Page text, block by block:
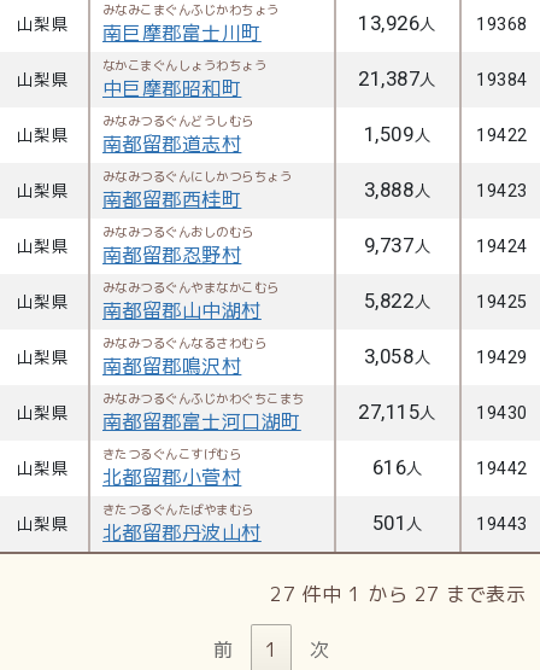
山梨県
みなみこまぐんふじかわちょう
南巨摩郡富士川町 13,926人 19368
山梨県
なかこまぐんしょうわちょう
中巨摩郡昭和町 21,387人 19384
山梨県
みなみつるぐんどうしむら
南都留郡道志村 1,509人 19422
山梨県
みなみつるぐんにしかつらちょう
南都留郡西桂町 3,888人 19423
山梨県
みなみつるぐんおしのむら
南都留郡忍野村 9,737人 19424
山梨県
みなみつるぐんやまなかこむら
南都留郡山中湖村 5,822人 19425
山梨県
みなみつるぐんなるさわむら
南都留郡鳴沢村 3,058人 19429
山梨県
みなみつるぐんふじかわぐちこまち
南都留郡富士河口湖町 27,115人 19430
山梨県
きたつるぐんこすげむら
北都留郡小菅村 616人 19442
山梨県
きたつるぐんたばやまむら
北都留郡丹波山村 501人 19443
27 件中 1 から 27 まで表示
前 1 次